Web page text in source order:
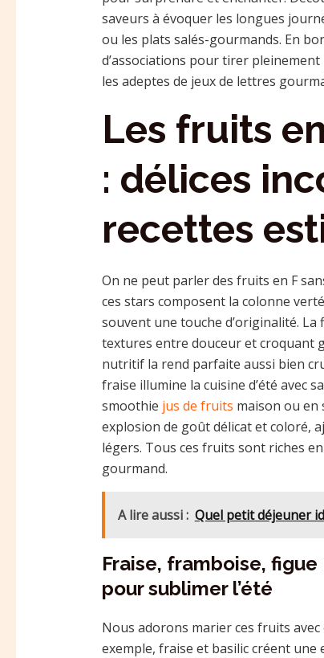
saveurs à évoquer les longues
ou les plats salés-gourmands. En
d’associations pour tirer
les adeptes de jeux de lettres
Les fruits
: délices
recettes
On ne peut parler des fruits en F
ces stars composent la colonne
souvent une touche d’originalité.
textures entre douceur et croquant
nutritif la rend parfaite aussi bien
fraise illumine la cuisine d’été avec
smoothie jus de fruits maison ou en
explosion de goût délicat et coloré,
légers. Tous ces fruits sont riches
gourmand.
A lire aussi : Quel petit déjeuner
Fraise, framboise,
pour sublimer l’été
Nous adorons marier ces fruits
exemple, fraise et basilic créent